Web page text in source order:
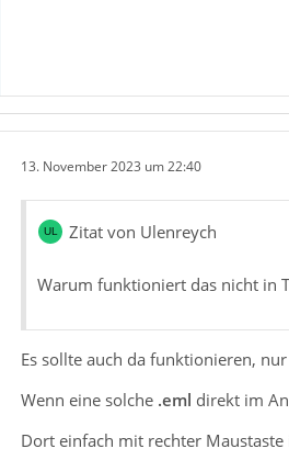
13. November 2023 um 22:40
Zitat von Ulenreych
Warum funktioniert das nicht in
Es sollte auch da funktionieren,
Wenn eine solche .eml direkt im
Dort einfach mit rechter